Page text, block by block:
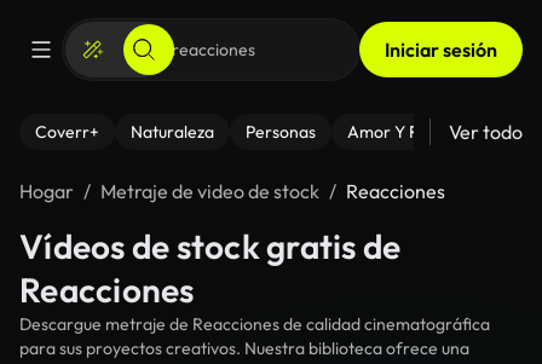
Iniciar sesión
Coverr+ Naturaleza Personas Amor Y Relaciones
Ver todo
Hogar Metraje de video de stock Reacciones
Vídeos de stock gratis de
Reacciones
Descargue metraje de Reacciones de calidad cinematográfica
para sus proyectos creativos. Nuestra biblioteca ofrece una